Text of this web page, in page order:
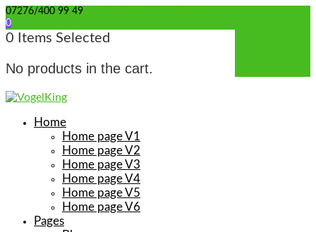
07276/400 99 49
0
0 Items Selected
No products in the cart.
Home
Home page V1
Home page V2
Home page V3
Home page V4
Home page V5
Home page V6
Pages